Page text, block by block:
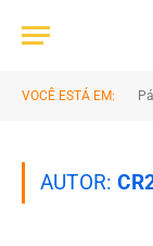
VOCÊ ESTÁ EM:
AUTOR: